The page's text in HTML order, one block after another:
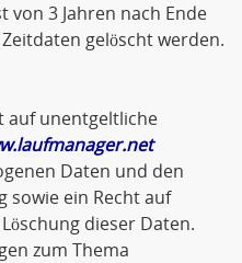
von 3 Jahren nach Ende
gelöscht werden.
auf unentgeltliche
Daten und den
sowie ein Recht auf
dieser Daten.
zum Thema